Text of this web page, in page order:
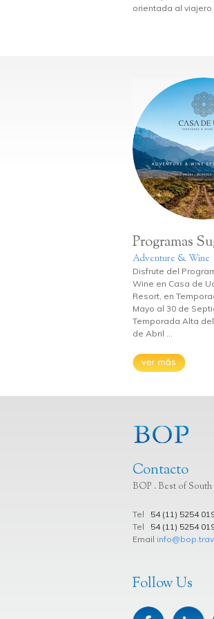
orientada al
Programas
Adventure & Wine
Disfrute del
Wine en Casa de
Resort, en
Mayo al 30 de
Temporada Alta
de Abril ...
Contacto
BOP . Best of
Tel 54 (11) 5254
Tel 54 (11) 5254
Email
Follow Us